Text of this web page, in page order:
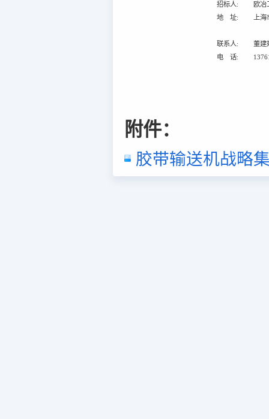
招标人:
欧冶
地 址:
上
联系人:
董建
电 话:
附件：
胶带输送机战略